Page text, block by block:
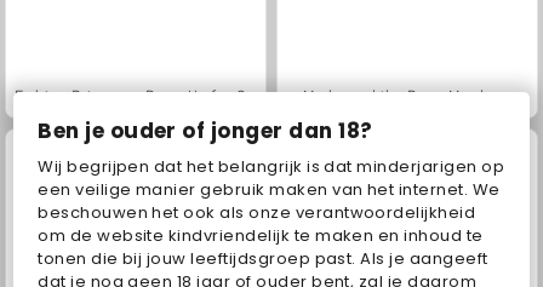
Ben je ouder of jonger dan 18?
Wij begrijpen dat het belangrijk is dat minderjarigen op
een veilige manier gebruik maken van het internet. We
beschouwen het ook als onze verantwoordelijkheid
om de website kindvriendelijk te maken en inhoud te
tonen die bij jouw leeftijdsgroep past. Als je aangeeft
dat je nog geen 18 jaar of ouder bent, zal je daarom
Fashion Princess - Dress Up for Girls Masha and the Bear: Meadows